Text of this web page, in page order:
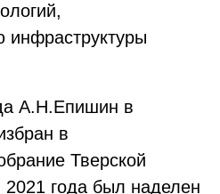
инфраструктуры
А.Н.Епишин в
в
Тверской
2021 года был наделен